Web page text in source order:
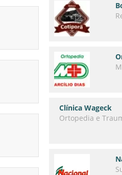
Clínica Wageck
Ortopedia e